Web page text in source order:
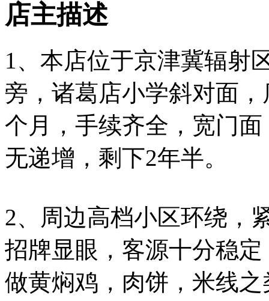
店主描述
1、本店位于京津冀辐射
旁，诸葛店小学斜对面
个月，手续齐全，宽门
无递增，剩下2年半。
2、周边高档小区环绕，
招牌显眼，客源十分稳
做黄焖鸡，肉饼，米线